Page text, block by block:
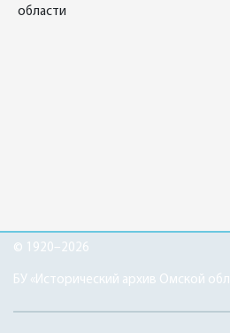
области
© 1920–2026
БУ «Исторический архив Омской